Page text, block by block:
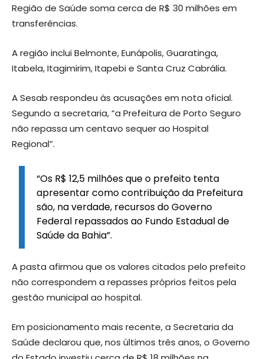
Região de Saúde soma cerca de R$ 30 milhões em
transferências.
A região inclui Belmonte, Eunápolis, Guaratinga,
Itabela, Itagimirim, Itapebi e Santa Cruz Cabrália.
A Sesab respondeu às acusações em nota oficial.
Segundo a secretaria, “a Prefeitura de Porto Seguro
não repassa um centavo sequer ao Hospital
Regional”.
“Os R$ 12,5 milhões que o prefeito tenta
apresentar como contribuição da Prefeitura
são, na verdade, recursos do Governo
Federal repassados ao Fundo Estadual de
Saúde da Bahia”.
A pasta afirmou que os valores citados pelo prefeito
não correspondem a repasses próprios feitos pela
gestão municipal ao hospital.
Em posicionamento mais recente, a Secretaria da
Saúde declarou que, nos últimos três anos, o Governo